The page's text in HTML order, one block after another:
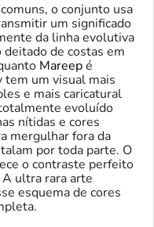
o conjunto usa
um significado
da linha evolutiva
de costas em
Mareepé
tem um visual mais
e mais caricatural
evoluído
nítidas e cores
mergulhar fora da
por toda parte. O
o contraste perfeito
ultra rara arte
esquema de cores